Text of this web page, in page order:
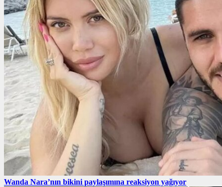
Wanda Nara’nın bikini paylaşımına reaksiyon yağıyor